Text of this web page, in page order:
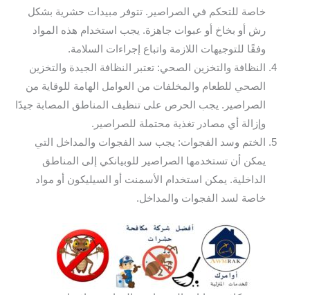
خاصة للتحكم في الصراصير. تتوفر مبيدات حشرية بشكل
رش أو بخاخ أو عبوات جاهزة. يجب استخدام هذه المواد
وفقًا للتوجيهات اللازمة واتباع إجراءات السلامة.
النظافة والتخزين الصحي: تعتبر النظافة الجيدة والتخزين
الصحي للطعام والمخلفات من العوامل الهامة للوقاية من
الصراصير. يجب الحرص على تنظيف المناطق المصابة جيدًا
وإزالة أي مصادر تغذية محتملة للصراصير.
الختم وسد الفجوات: يجب سد الفجوات والمداخل التي
يمكن أن تستخدمها الصراصير للوبيانكي إلى المناطق
الداخلية. يمكن استخدام الأسمنت أو السيليكون أو مواد
خاصة لسد الفجوات والمداخل.